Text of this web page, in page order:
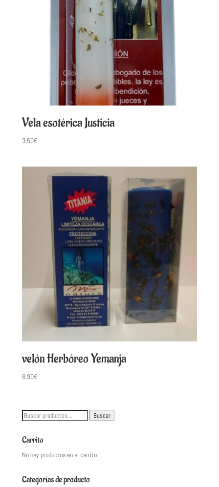
Vela esotérica Justicia
3,50€
velón Herbóreo Yemanja
6,90€
Buscar
Buscar
Carrito
No hay productos en el carrito.
Categorías de producto